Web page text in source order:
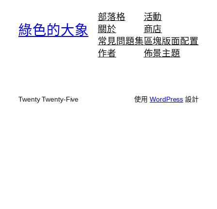
綠色的大象
部落格
關於
常見問題集
作者
活動
商店
區塊版面配置
佈景主題
Twenty Twenty-Five 使用WordPress 設計